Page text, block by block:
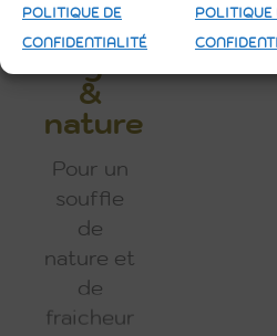
POLITIQUE DE
CONFIDENTIALITÉ
POLITIQUE
Végétale
&
nature
souffle
de
nature et
de
fraicheur
aussi